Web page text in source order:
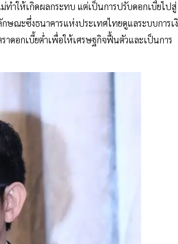
ำให้เกิดผลกระทบ แต่เป็นการปรับดอกเบี้ยไปสู่
ณะซึ่งธนาคารแห่งประเทศไทยดูแลระบบการเ
าดอกเบี้ยต่ำเพื่อให้เศรษฐกิจฟื้นตัวและเป็นการ